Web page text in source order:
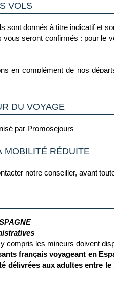
VOLS
sont donnés à titre indicatif et
vous seront confirmés : pour le
en complément de nos
acheminement jusqu’à votre
DU VOYAGE
par Promosejours
MOBILITÉ RÉDUITE
notre conseiller, avant
compris les mineurs doivent
français voyageant en
délivrées aux adultes entre
d'un passeport valide